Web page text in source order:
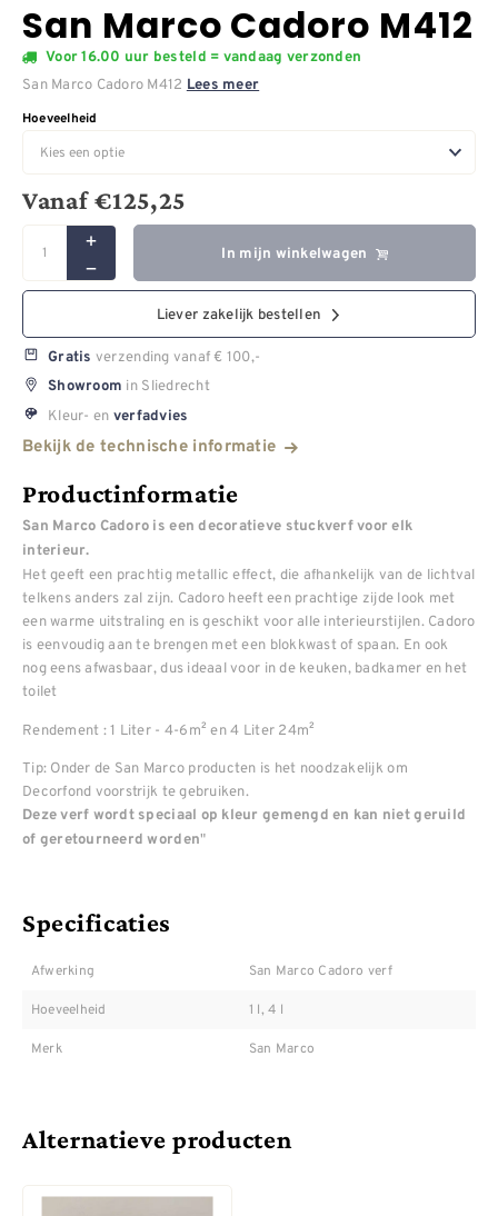
San Marco Cadoro M412
Voor 16.00 uur besteld = vandaag verzonden
San Marco Cadoro M412 Lees meer
Hoeveelheid
Vanaf€125,25
In mijn winkelwagen
Liever zakelijk bestellen
Gratis verzending vanaf € 100,-
Showroom in Sliedrecht
Kleur- en verfadvies
Bekijk de technische informatie
Productinformatie
San Marco Cadoro is een decoratieve stuckverf voor elk
interieur.
Het geeft een prachtig metallic effect, die afhankelijk van de lichtval
telkens anders zal zijn. Cadoro heeft een prachtige zijde look met
een warme uitstraling en is geschikt voor alle interieurstijlen. Cadoro
is eenvoudig aan te brengen met een blokkwast of spaan. En ook
nog eens afwasbaar, dus ideaal voor in de keuken, badkamer en het
toilet
Rendement : 1 Liter - 4-6m² en 4 Liter 24m²
Tip: Onder de San Marco producten is het noodzakelijk om
Decorfond voorstrijk te gebruiken.
Deze verf wordt speciaal op kleur gemengd en kan niet geruild
of geretourneerd worden"
Specificaties
Afwerking San Marco Cadoro verf
Hoeveelheid 1 l, 4 l
Merk San Marco
Alternatieve producten